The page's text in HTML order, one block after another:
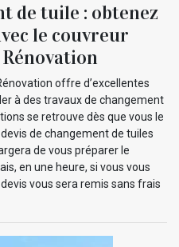
de tuile : obtenez
le couvreur
offre d’excellentes
à des travaux de changement
se retrouve dès que vous le
de changement de tuiles
de vous préparer le
en une heure, si vous vous
vous sera remis sans frais